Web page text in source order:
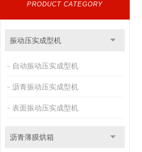
PRODUCT CATEGORY
振动压实成型机
自动振动压实成型机
沥青振动压实成型机
表面振动压实成型机
沥青薄膜烘箱